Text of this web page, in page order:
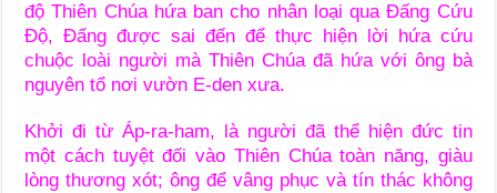
độ Thiên Chúa hứa ban cho nhân loại qua Đấng Cứu
Độ, Đấng được sai đến để thực hiện lời hứa cứu
chuộc loài người mà Thiên Chúa đã hứa với ông bà
nguyên tổ nơi vườn E-den xưa.
Khởi đi từ Áp-ra-ham, là người đã thể hiện đức tin
một cách tuyệt đối vào Thiên Chúa toàn năng, giàu
lòng thương xót; ông để vâng phục và tín thác không